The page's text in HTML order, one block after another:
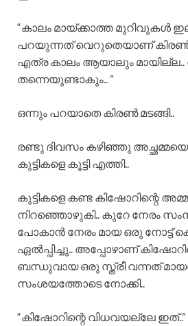
“കാലം മായ്ക്കാത്ത മുറിവുകൾ
പറയുന്നത് വെറുതെയാണ്
എത്ര കാലം ആയാലും
തന്നെയുണ്ടാകും.. ”
ഒന്നും പറയാതെ കിരൺ മടങ്ങി..
രണ്ടു ദിവസം കഴിഞ്ഞു
കുട്ടികളെ കൂട്ടി എത്തി..
കുട്ടികളെ കണ്ട കിഷോറിന്റെ
നിറഞ്ഞൊഴുകി.. കുറേ നേരം
പോകാൻ നേരം മായ ഒരു നോട്ട്
ഏൽപ്പിച്ചു.. അപ്പോഴാണ്
ബന്ധുവായ ഒരു സ്ത്രീ വന്നത്
സംശയത്തോടെ നോക്കി..
“കിഷോറിന്റെ വിധവയല്ലേ ഇത്..”